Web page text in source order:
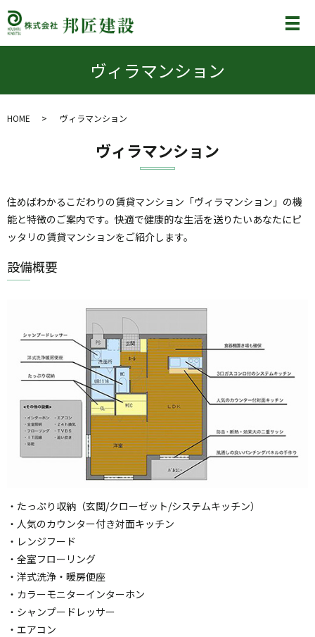
メ
ヴィラマンション
HOME ヴィラマンション
ヴィラマンション
住めばわかるこだわりの賃貸マンション「ヴィラマンション」の機
能と特徴のご案内です。快適で健康的な生活を送りたいあなたにピ
ッタリの賃貸マンションをご紹介します。
設備概要
・たっぷり収納（玄関/クローゼット/システムキッチン）
・人気のカウンター付き対面キッチン
・レンジフード
・全室フローリング
・洋式洗浄・暖房便座
・カラーモニターインターホン
・シャンプードレッサー
・エアコン